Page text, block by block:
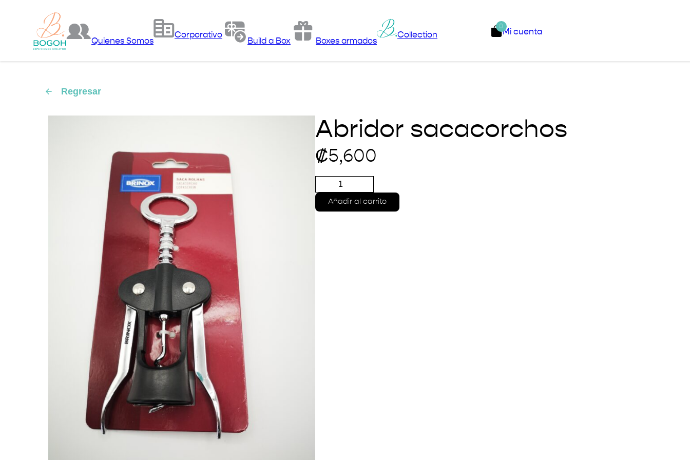
Quienes Somos
Corporativo
Build a Box Boxes armados
Collection
0
Mi cuenta
arrow_back Regresar
Abridor sacacorchos
₡5,600
Abridor
cantidad
Añadir al carrito